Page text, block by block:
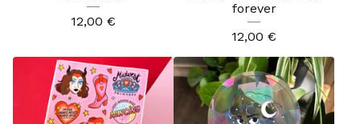
12,00 €
forever
12,00 €